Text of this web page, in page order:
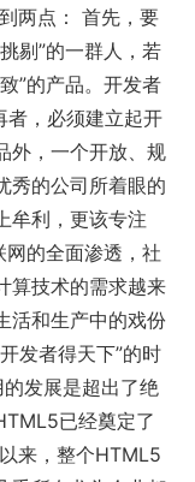
两点： 首先，要
剔”的一群人，若
”的产品。开发者
者，必须建立起开
外，一个开放、规
秀的公司所着眼的
牟利，更该专注
网的全面渗透，社
算技术的需求越来
活和生产中的戏份
发者得天下”的时
发展是超出了绝
已经奠定了
来，整个HTML5